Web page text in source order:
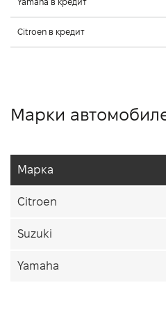
Citroen в кредит
Марки
Марка
Citroen
Suzuki
Yamaha